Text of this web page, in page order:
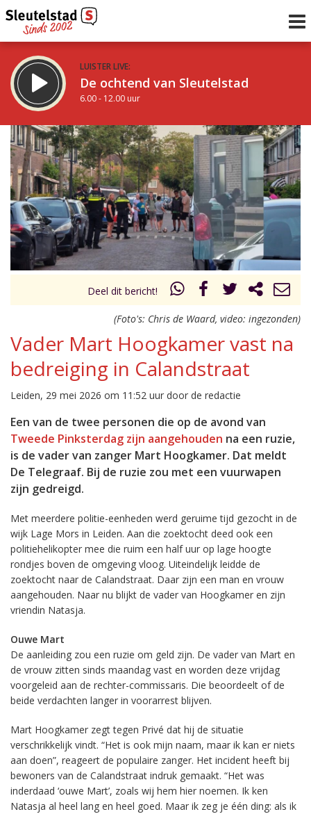
LUISTER LIVE:
De ochtend van Sleutelstad
6.00 - 12.00 uur
STRAKS:
De middag van Sleutelstad
12.00 - 18.00 uur
Vorig uur
uur 1 van 0 Volgend uur
Inklappen
Deel dit bericht!
(Foto's: Chris de Waard, video: ingezonden)
Vader Mart Hoogkamer vast na
bedreiging in Calandstraat
Leiden, 29 mei 2026 om 11:52 uur door de redactie
Een van de twee personen die op de avond van
Tweede Pinksterdag zijn aangehouden na een ruzie,
is de vader van zanger Mart Hoogkamer. Dat meldt
De Telegraaf. Bij de ruzie zou met een vuurwapen
zijn gedreigd.
Met meerdere politie-eenheden werd geruime tijd gezocht in de
wijk Lage Mors in Leiden. Aan die zoektocht deed ook een
politiehelikopter mee die ruim een half uur op lage hoogte
rondjes boven de omgeving vloog. Uiteindelijk leidde de
zoektocht naar de Calandstraat. Daar zijn een man en vrouw
aangehouden. Naar nu blijkt de vader van Hoogkamer en zijn
vriendin Natasja.
Ouwe Mart
De aanleiding zou een ruzie om geld zijn. De vader van Mart en
de vrouw zitten sinds maandag vast en worden deze vrijdag
voorgeleid aan de rechter-commissaris. Die beoordeelt of de
beide verdachten langer in voorarrest blijven.
Mart Hoogkamer zegt tegen Privé dat hij de situatie
verschrikkelijk vindt. “Het is ook mijn naam, maar ik kan er niets
aan doen”, reageert de populaire zanger. Het incident heeft bij
bewoners van de Calandstraat indruk gemaakt. “Het was
inderdaad ‘ouwe Mart’, zoals wij hem hier noemen. Ik ken
Natasja al heel lang en heel goed. Maar ik zeg je één ding: als ik